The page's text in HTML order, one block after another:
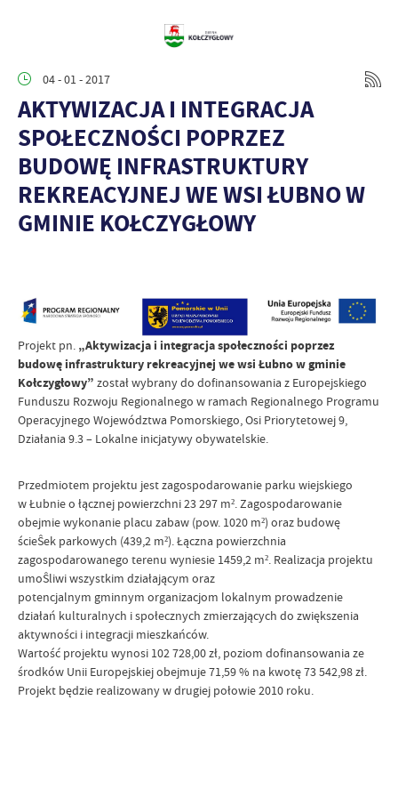
04 - 01 - 2017
AKTYWIZACJA I INTEGRACJA
SPOŁECZNOŚCI POPRZEZ
BUDOWĘ INFRASTRUKTURY
REKREACYJNEJ WE WSI ŁUBNO W
GMINIE KOŁCZYGŁOWY
Projekt pn. „Aktywizacja i integracja społeczności poprzez
budowę infrastruktury rekreacyjnej we wsi Łubno w gminie
Kołczygłowy” został wybrany do dofinansowania z Europejskiego
Funduszu Rozwoju Regionalnego w ramach Regionalnego Programu
Operacyjnego Województwa Pomorskiego, Osi Priorytetowej 9,
Działania 9.3 – Lokalne inicjatywy obywatelskie.
Przedmiotem projektu jest zagospodarowanie parku wiejskiego
w Łubnie o łącznej powierzchni 23 297 m². Zagospodarowanie
obejmie wykonanie placu zabaw (pow. 1020 m²) oraz budowę
ścieŜek parkowych (439,2 m²). Łączna powierzchnia
zagospodarowanego terenu wyniesie 1459,2 m². Realizacja projektu
umoŜliwi wszystkim działającym oraz
potencjalnym gminnym organizacjom lokalnym prowadzenie
działań kulturalnych i społecznych zmierzających do zwiększenia
aktywności i integracji mieszkańców.
Wartość projektu wynosi 102 728,00 zł, poziom dofinansowania ze
środków Unii Europejskiej obejmuje 71,59 % na kwotę 73 542,98 zł.
Projekt będzie realizowany w drugiej połowie 2010 roku.